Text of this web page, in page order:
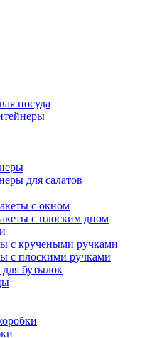
посуда
для салатов
с окном
с плоским дном
с кручеными ручками
с плоскими ручками
бутылок